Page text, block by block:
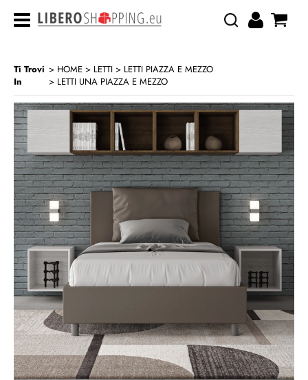
CATEGORIA: HOME> LETTI> LETTI PIAZZA E MEZZO> LETTI UNA PIAZZA E MEZZO
Ti Trovi
In
HOME LETTI
LETTI PIAZZA E MEZZO
LETTI UNA PIAZZA E MEZZO